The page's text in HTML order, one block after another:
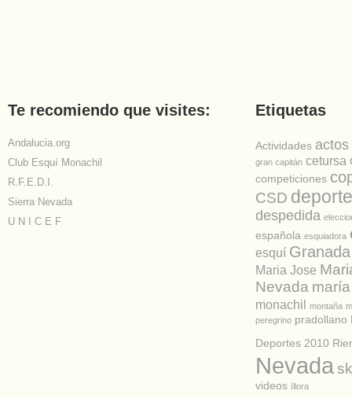
Te recomiendo que visites:
Andalucia.org
Club Esquí Monachil
R.F.E.D.I.
Sierra Nevada
U N I C E F
Etiquetas
Actividades actos
gran capitán cetursa
competiciones
CSD deporte
despedida
española esquiadora
esquí Granada
Maria Jose
Nevada
monachil montaña
peregrino pradollano
Deportes 2010
Nevada
videos íllora